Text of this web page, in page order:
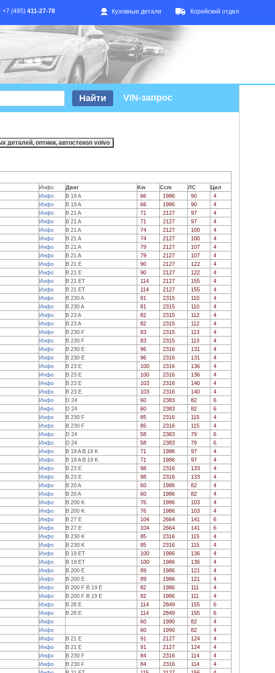
Кузовные детали Корейский отдел
+7 (495) 411-27-78
VIN-запрос
Инфо Двиг Kw Ccm ЛС
Цил
Инфо B 19 A 66 1986 90
4
Инфо B 19 A 66 1986 90
4
Инфо B 21 A 71 2127 97
4
Инфо B 21 A 71 2127 97
4
Инфо B 21 A 74 2127 100
4
Инфо B 21 A 74 2127 100
4
Инфо B 21 A 79 2127 107
4
Инфо B 21 A 79 2127 107
4
Инфо B 21 E 90 2127 122
4
Инфо B 21 E 90 2127 122
4
Инфо B 21 ET 114 2127 155
4
Инфо B 21 ET 114 2127 155
4
Инфо B 230 A 81 2315 110
4
Инфо B 230 A 81 2315 110
4
Инфо B 23 A 82 2315 112
4
Инфо B 23 A 82 2315 112
4
Инфо B 230 F 83 2315 113
4
Инфо B 230 F 83 2315 113
4
Инфо B 230 E 96 2316 131
4
Инфо B 230 E 96 2316 131
4
Инфо B 23 E 100 2316 136
4
Инфо B 23 E 100 2316 136
4
Инфо B 23 E 103 2316 140
4
Инфо B 23 E 103 2316 140
4
Инфо D 24 60 2383 82
6
Инфо D 24 60 2383 82
6
Инфо B 230 F 85 2316 115
4
Инфо B 230 F 85 2316 115
4
Инфо D 24 58 2383 79
6
Инфо D 24 58 2383 79
6
Инфо B 19 A B 19 K 71 1986 97
4
Инфо B 19 A B 19 K 71 1986 97
4
Инфо B 23 E 98 2316 133
4
Инфо B 23 E 98 2316 133
4
Инфо B 20 A 60 1986 82
4
Инфо B 20 A 60 1986 82
4
Инфо B 200 K 76 1986 103
4
Инфо B 200 K 76 1986 103
4
Инфо B 27 E 104 2664 141
6
Инфо B 27 E 104 2664 141
6
Инфо B 230 K 85 2316 115
4
Инфо B 230 K 85 2316 115
4
Инфо B 19 ET 100 1986 136
4
Инфо B 19 ET 100 1986 136
4
Инфо B 200 E 89 1986 121
4
Инфо B 200 E 89 1986 121
4
Инфо B 200 F B 19 E 82 1986 111
4
Инфо B 200 F B 19 E 82 1986 111
4
Инфо B 28 E 114 2849 155
6
Инфо B 28 E 114 2849 155
6
Инфо 60 1990 82
4
Инфо 60 1990 82
4
Инфо B 21 E 91 2127 124
4
Инфо B 21 E 91 2127 124
4
Инфо B 230 F 84 2316 114
4
Инфо B 230 F 84 2316 114
4